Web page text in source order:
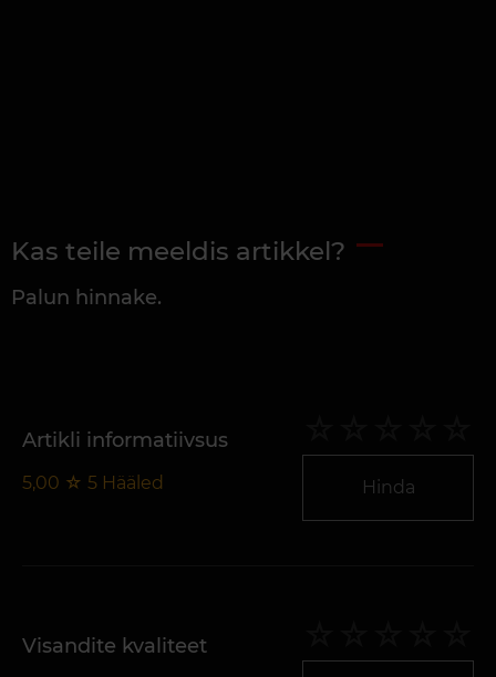
Kas teile meeldis artikkel?
Palun hinnake.
Artikli informatiivsus
5,00 ☆ 5 Hääled Hinda
Visandite kvaliteet